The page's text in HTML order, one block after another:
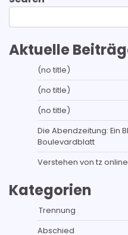
Aktuelle
(no title)
(no title)
(no title)
Die Abendzeitung: Ein
Boulevardblatt
Verstehen von tz
Kategorien
Trennung
Abschied